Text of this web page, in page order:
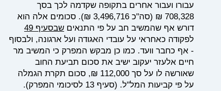
עבורו ועבור אחרים בתקופה שקדמה לכך בסך
708,328 ₪ (סה"כ 3,496,716 ₪). סכומים אלה הוא
דורש אף שהמשיב חב על פי התנאים שבסעיף 49
לפקודה כאחראי על עובדי האגודה ועל ארגונה, ולבסוף
- אף כחבר וועד. כמו כן מבקש המפרק כי המשיב מר
חיים אלעזר יעקוב ישיב את סכום תביעת החוב
שאורשה לו על סך 112,000 ₪, סכום תקרת הגמלה
על פי קביעות המל"ל. (סעיף 13 לסיכומי המפרק).